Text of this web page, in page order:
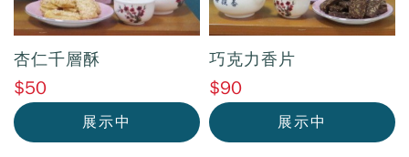
杏仁千層酥
$50
展示中
巧克力香片
$90
展示中